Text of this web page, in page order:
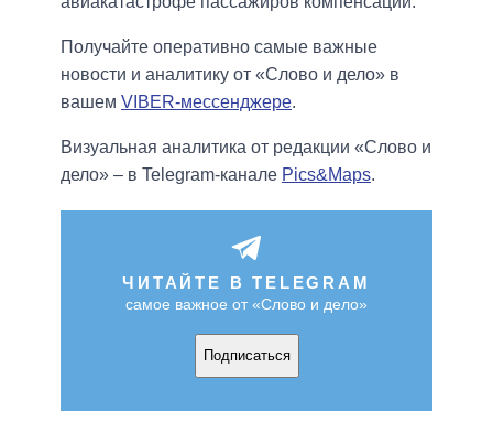
Получайте оперативно самые важные
новости и аналитику от «Слово и дело» в
вашем VIBER-мессенджере.
Визуальная аналитика от редакции «Слово и
дело» – в Telegram-канале Pics&Maps.
ЧИТАЙТЕ В TELEGRAM
самое важное от «Слово и дело»
Подписаться